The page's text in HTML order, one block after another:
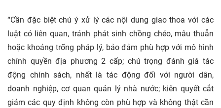
“Cần đặc biệt chú ý xử lý các nội dung giao thoa với các
luật có liên quan, tránh phát sinh chồng chéo, mâu thuẫn
hoặc khoảng trống pháp lý, bảo đảm phù hợp với mô hình
chính quyền địa phương 2 cấp; chú trọng đánh giá tác
động chính sách, nhất là tác động đối với người dân,
doanh nghiệp, cơ quan quản lý nhà nước; kiên quyết cắt
giảm các quy định không còn phù hợp và không thật cần